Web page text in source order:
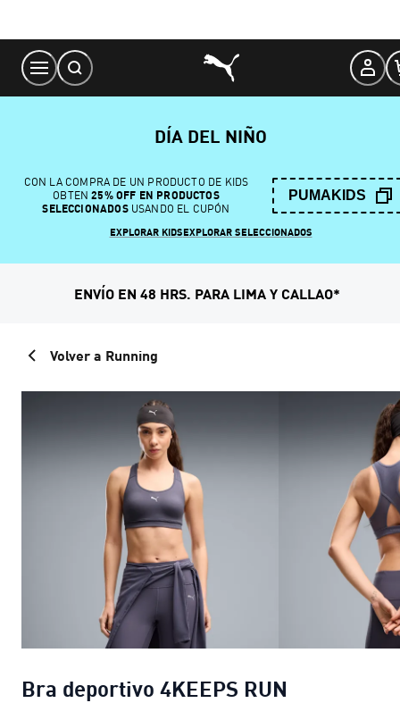
Content
DÍA DEL NIÑO
CON LA COMPRA DE UN PRODUCTO DE KIDS
OBTEN 25% OFF EN PRODUCTOS
SELECCIONADOSUSANDO EL CUPÓN
PUMAKIDS
EXPLORAR KIDSEXPLORAR SELECCIONADOS
ENVÍO EN 48 HRS. PARA LIMA Y CALLAO*
Volver a Running
Bra deportivo 4KEEPS RUN